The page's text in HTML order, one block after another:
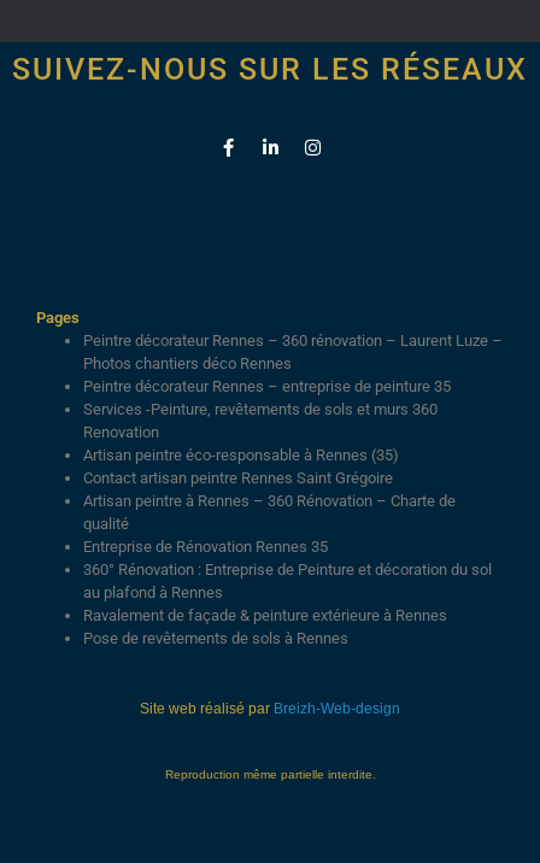
SUIVEZ-NOUS SUR LES RÉSEAUX
Pages
Peintre décorateur Rennes – 360 rénovation – Laurent Luze –
Photos chantiers déco Rennes
Peintre décorateur Rennes – entreprise de peinture 35
Services -Peinture, revêtements de sols et murs 360
Renovation
Artisan peintre éco-responsable à Rennes (35)
Contact artisan peintre Rennes Saint Grégoire
Artisan peintre à Rennes – 360 Rénovation – Charte de
qualité
Entreprise de Rénovation Rennes 35
360° Rénovation : Entreprise de Peinture et décoration du sol
au plafond à Rennes
Ravalement de façade & peinture extérieure à Rennes
Pose de revêtements de sols à Rennes
Site web réalisé par Breizh-Web-design
Reproduction même partielle interdite.